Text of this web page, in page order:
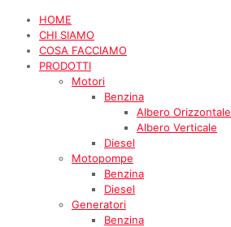
HOME
CHI SIAMO
COSA FACCIAMO
PRODOTTI
Motori
Benzina
Albero Orizzontale
Albero Verticale
Diesel
Motopompe
Benzina
Diesel
Generatori
Benzina